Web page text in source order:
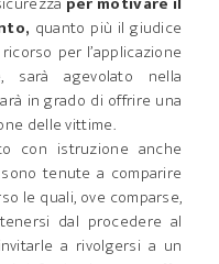
quanto più il giudice
per l’applicazione
agevolato nella
in grado di offrire una
delle vittime.
con istruzione anche
tenute a comparire
le quali, ove comparse,
dal procedere al
a rivolgersi a un